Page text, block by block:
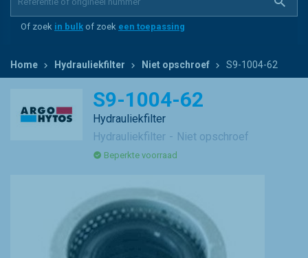
Of zoek in bulk of zoek een toepassing
Home Hydrauliekfilter Niet opschroef S9-1004-62
S9-1004-62
Hydrauliekfilter
Hydrauliekfilter
Niet opschroef
Beperkte voorraad